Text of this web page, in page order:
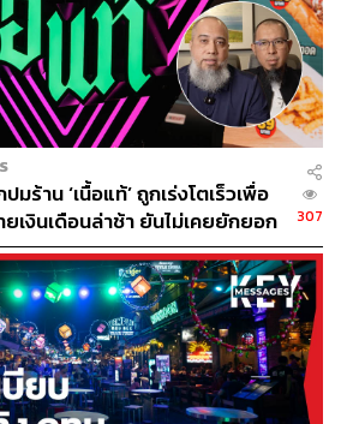
ร้าน ‘เนื้อแท้’ ถูกเร่งโตเร็วเพื่อ
เงินเดือนล่าช้า ยันไม่เคยยักยอก
307